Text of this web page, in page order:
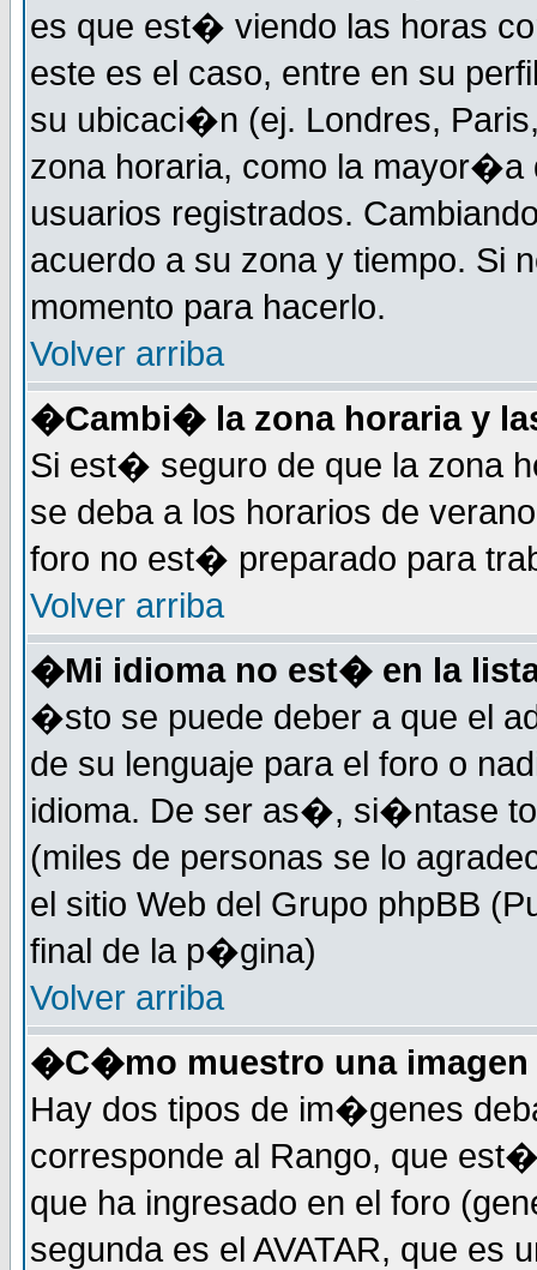
es que est� viendo las horas
este es el caso, entre en su
su ubicaci�n (ej. Londres,
zona horaria, como la mayor�a
usuarios registrados.
acuerdo a su zona y tiempo. Si
momento para hacerlo.
Volver arriba
�Cambi� la zona horaria y
Si est� seguro de que la zona
se deba a los horarios de
foro no est� preparado para
Volver arriba
�Mi idioma no est� en la
�sto se puede deber a que el
de su lenguaje para el foro o
idioma. De ser as�, si�ntase
(miles de personas se lo
el sitio Web del Grupo phpBB
final de la p�gina)
Volver arriba
�C�mo muestro una imagen
Hay dos tipos de im�genes
corresponde al Rango, que
que ha ingresado en el foro
segunda es el AVATAR, que